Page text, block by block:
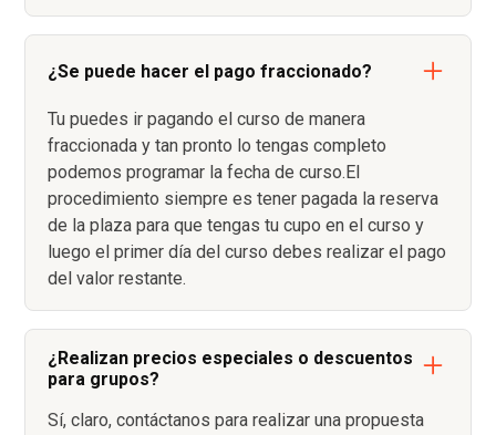
¿Se puede hacer el pago fraccionado?
Tu puedes ir pagando el curso de manera
fraccionada y tan pronto lo tengas completo
podemos programar la fecha de curso.El
procedimiento siempre es tener pagada la reserva
de la plaza para que tengas tu cupo en el curso y
luego el primer día del curso debes realizar el pago
del valor restante.
¿Realizan precios especiales o descuentos
para grupos?
Sí, claro, contáctanos para realizar una propuesta